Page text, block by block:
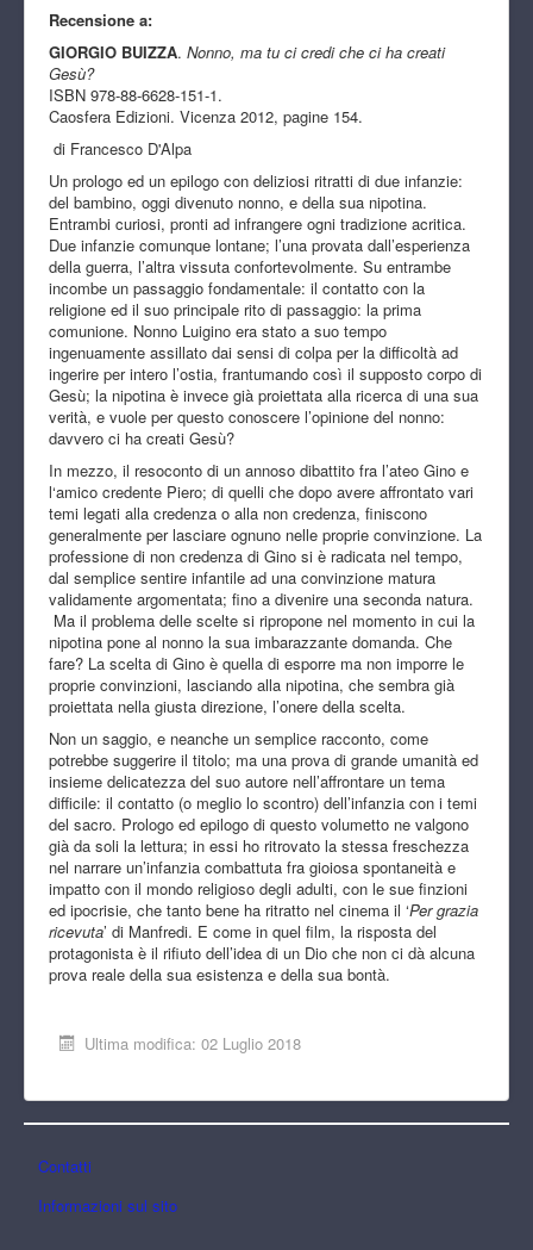
Recensione a:
GIORGIO BUIZZA. Nonno, ma tu ci credi che ci ha creati
Gesù?
ISBN 978-88-6628-151-1.
Caosfera Edizioni. Vicenza 2012, pagine 154.
di Francesco D'Alpa
Un prologo ed un epilogo con deliziosi ritratti di due infanzie:
del bambino, oggi divenuto nonno, e della sua nipotina.
Entrambi curiosi, pronti ad infrangere ogni tradizione acritica.
Due infanzie comunque lontane; l’una provata dall’esperienza
della guerra, l’altra vissuta confortevolmente. Su entrambe
incombe un passaggio fondamentale: il contatto con la
religione ed il suo principale rito di passaggio: la prima
comunione. Nonno Luigino era stato a suo tempo
ingenuamente assillato dai sensi di colpa per la difficoltà ad
ingerire per intero l’ostia, frantumando così il supposto corpo di
Gesù; la nipotina è invece già proiettata alla ricerca di una sua
verità, e vuole per questo conoscere l’opinione del nonno:
davvero ci ha creati Gesù?
In mezzo, il resoconto di un annoso dibattito fra l’ateo Gino e
l‘amico credente Piero; di quelli che dopo avere affrontato vari
temi legati alla credenza o alla non credenza, finiscono
generalmente per lasciare ognuno nelle proprie convinzione. La
professione di non credenza di Gino si è radicata nel tempo,
dal semplice sentire infantile ad una convinzione matura
validamente argomentata; fino a divenire una seconda natura.
Ma il problema delle scelte si ripropone nel momento in cui la
nipotina pone al nonno la sua imbarazzante domanda. Che
fare? La scelta di Gino è quella di esporre ma non imporre le
proprie convinzioni, lasciando alla nipotina, che sembra già
proiettata nella giusta direzione, l’onere della scelta.
Non un saggio, e neanche un semplice racconto, come
potrebbe suggerire il titolo; ma una prova di grande umanità ed
insieme delicatezza del suo autore nell’affrontare un tema
difficile: il contatto (o meglio lo scontro) dell’infanzia con i temi
del sacro. Prologo ed epilogo di questo volumetto ne valgono
già da soli la lettura; in essi ho ritrovato la stessa freschezza
nel narrare un’infanzia combattuta fra gioiosa spontaneità e
impatto con il mondo religioso degli adulti, con le sue finzioni
ed ipocrisie, che tanto bene ha ritratto nel cinema il ‘Per grazia
ricevuta’ di Manfredi. E come in quel film, la risposta del
protagonista è il rifiuto dell’idea di un Dio che non ci dà alcuna
prova reale della sua esistenza e della sua bontà.
Ultima modifica: 02 Luglio 2018
Contatti
Informazioni sul sito